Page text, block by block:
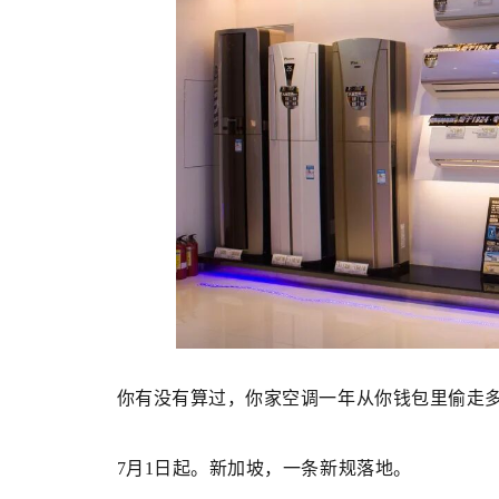
你有没有算过，你家空调一年从你钱包里偷走
7月1日起。新加坡，一条新规落地。